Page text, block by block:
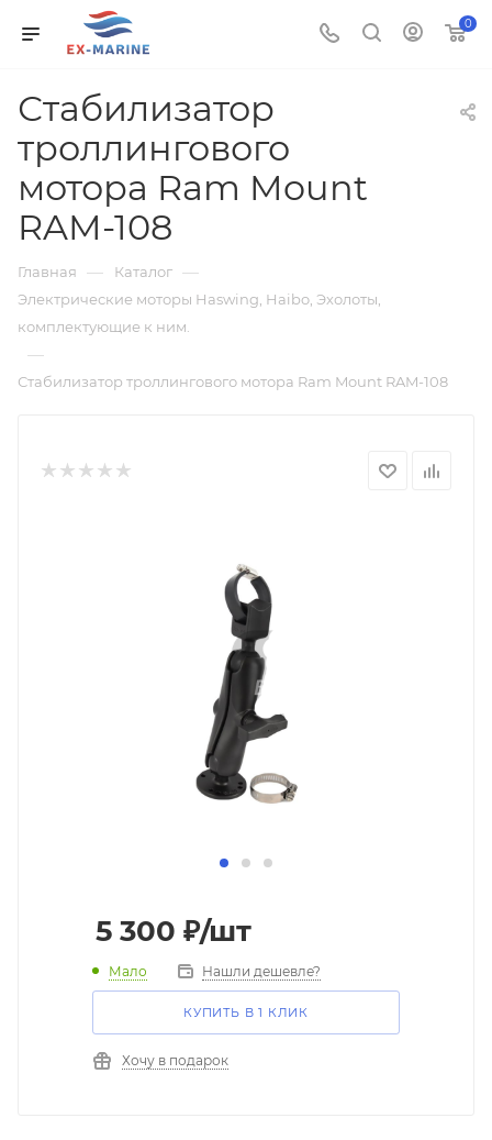
0
Стабилизатор
троллингового
мотора Ram Mount
RAM-108
Главная — Каталог —
Электрические моторы Haswing, Haibo, Эхолоты,
комплектующие к ним.
—
Стабилизатор троллингового мотора Ram Mount RAM-108
5 300 ₽/шт
Мало Нашли дешевле?
КУПИТЬ В 1 КЛИК
Хочу в подарок